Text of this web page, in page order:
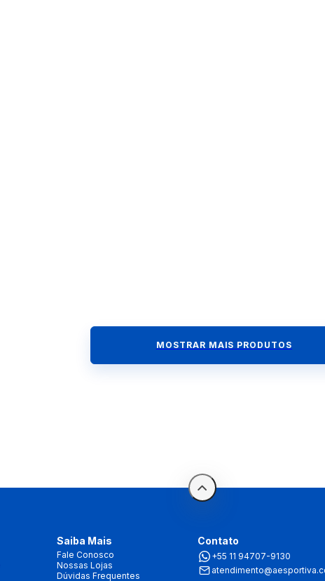
MOSTRAR MAIS PRODUTOS
Saiba Mais
Fale Conosco
Nossas Lojas
Dúvidas Frequentes
Contato
+55 11 94707-9130